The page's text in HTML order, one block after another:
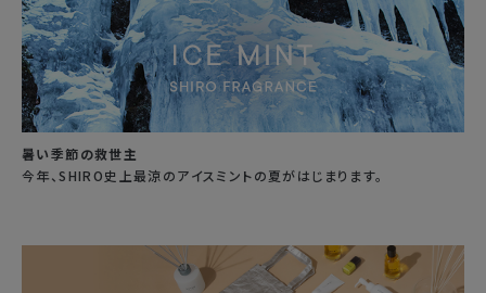
暑い季節の救世主
今年、SHIRO史上最涼のアイスミントの夏がはじまります。